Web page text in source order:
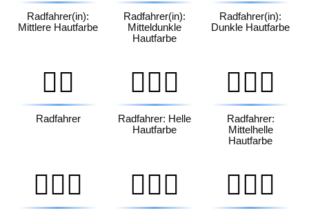
Radfahrer(in):
Mittlere Hautfarbe
Radfahrer(in):
Mitteldunkle
Hautfarbe
Radfahrer(in):
Dunkle Hautfarbe
🚴‍♂️
Radfahrer
🚴🏻‍♂️
Radfahrer: Helle
Hautfarbe
🚴🏼‍♂️
Radfahrer:
Mittelhelle
Hautfarbe
🚴🏽‍♂️ 🚴🏾‍♂️ 🚴🏿‍♂️